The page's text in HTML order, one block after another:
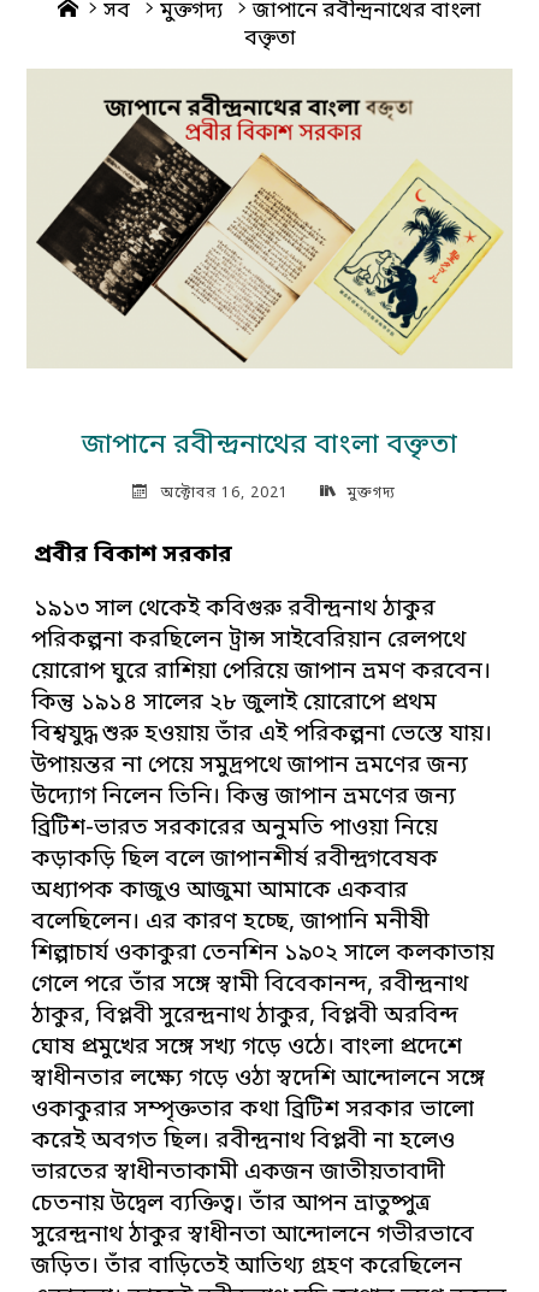
Home
সব মুক্তগদ্য
জাপানে রবীন্দ্রনাথের বাংলা
বক্তৃতা
জাপানে রবীন্দ্রনাথের বাংলা বক্তৃতা
অক্টোবর 16, 2021 মুক্তগদ্য
প্রবীর বিকাশ সরকার
১৯১৩ সাল থেকেই কবিগুরু রবীন্দ্রনাথ ঠাকুর
পরিকল্পনা করছিলেন ট্রান্স সাইবেরিয়ান রেলপথে
য়োরোপ ঘুরে রাশিয়া পেরিয়ে জাপান ভ্রমণ করবেন।
কিন্তু ১৯১৪ সালের ২৮ জুলাই য়োরোপে প্রথম
বিশ্বযুদ্ধ শুরু হওয়ায় তাঁর এই পরিকল্পনা ভেস্তে যায়।
উপায়ন্তর না পেয়ে সমুদ্রপথে জাপান ভ্রমণের জন্য
উদ্যোগ নিলেন তিনি। কিন্তু জাপান ভ্রমণের জন্য
ব্রিটিশ-ভারত সরকারের অনুমতি পাওয়া নিয়ে
কড়াকড়ি ছিল বলে জাপানশীর্ষ রবীন্দ্রগবেষক
অধ্যাপক কাজুও আজুমা আমাকে একবার
বলেছিলেন। এর কারণ হচ্ছে, জাপানি মনীষী
শিল্পাচার্য ওকাকুরা তেনশিন ১৯০২ সালে কলকাতায়
গেলে পরে তাঁর সঙ্গে স্বামী বিবেকানন্দ, রবীন্দ্রনাথ
ঠাকুর, বিপ্লবী সুরেন্দ্রনাথ ঠাকুর, বিপ্লবী অরবিন্দ
ঘোষ প্রমুখের সঙ্গে সখ্য গড়ে ওঠে। বাংলা প্রদেশে
স্বাধীনতার লক্ষ্যে গড়ে ওঠা স্বদেশি আন্দোলনে সঙ্গে
ওকাকুরার সম্পৃক্ততার কথা ব্রিটিশ সরকার ভালো
করেই অবগত ছিল। রবীন্দ্রনাথ বিপ্লবী না হলেও
ভারতের স্বাধীনতাকামী একজন জাতীয়তাবাদী
চেতনায় উদ্বেল ব্যক্তিত্ব। তাঁর আপন ভ্রাতুষ্পুত্র
সুরেন্দ্রনাথ ঠাকুর স্বাধীনতা আন্দোলনে গভীরভাবে
জড়িত। তাঁর বাড়িতেই আতিথ্য গ্রহণ করেছিলেন